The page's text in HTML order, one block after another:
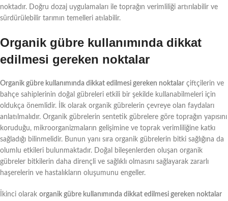
noktadır. Doğru dozaj uygulamaları ile toprağın verimliliği artırılabilir ve
sürdürülebilir tarımın temelleri atılabilir.
Organik gübre kullanımında dikkat
edilmesi gereken noktalar
Organik gübre kullanımında dikkat edilmesi gereken noktalar çiftçilerin ve
bahçe sahiplerinin doğal gübreleri etkili bir şekilde kullanabilmeleri için
oldukça önemlidir. İlk olarak organik gübrelerin çevreye olan faydaları
anlatılmalıdır. Organik gübrelerin sentetik gübrelere göre toprağın yapısını
koruduğu, mikroorganizmaların gelişimine ve toprak verimliliğine katkı
sağladığı bilinmelidir. Bunun yanı sıra organik gübrelerin bitki sağlığına da
olumlu etkileri bulunmaktadır. Doğal bileşenlerden oluşan organik
gübreler bitkilerin daha dirençli ve sağlıklı olmasını sağlayarak zararlı
haşerelerin ve hastalıkların oluşumunu engeller.
İkinci olarak organik gübre kullanımında dikkat edilmesi gereken noktalar